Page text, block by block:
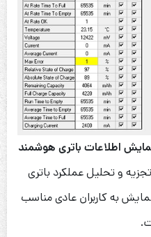
و تحلیل عملکرد باتری
به کاربران عادی مناسب